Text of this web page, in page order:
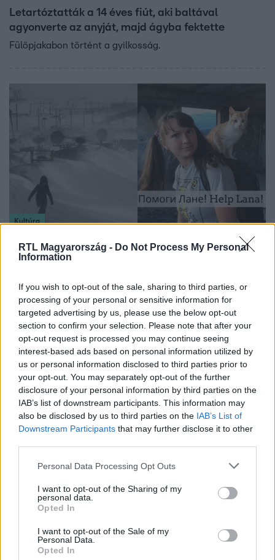
RTL Magyarország - Do Not Process My Personal
Information
If you wish to opt-out of the sale, sharing to third parties, or
processing of your personal or sensitive information for
targeted advertising by us, please use the below opt-out
section to confirm your selection. Please note that after your
opt-out request is processed you may continue seeing
interest-based ads based on personal information utilized by
us or personal information disclosed to third parties prior to
your opt-out. You may separately opt-out of the further
disclosure of your personal information by third parties on the
IAB’s list of downstream participants. This information may
also be disclosed by us to third parties on the IAB’s List of
Downstream Participants that may further disclose it to other
Please note that this website/app uses one or more Google
not limited to your visit or usage behaviour. You may click to
grant or deny consent to Google and its third-party tags to
use your data for below specified purposes in below Google
consent section.
Personal Data Processing Opt Outs
I want to opt-out of the Sharing of my
personal data.
Opted In
I want to opt-out of the Sale of my
Personal Data.
Opted In
Letartóztatták a 14 éves fiút, aki baltával
agyonverte az anyját, majd ágyba fektette
Fülöpjakabon történt a gyilkosság.
Kultúra
Kémkedés gyanújával letartóztatták napjaink
Az orosz Lana Sator két tárasával egy elhagyatott
albániai fegyvergyárba akart belopódzni fotózni, de a
biztonsági őrök elkapták őket.
1:20
2022. június 24. 16:00
szőlőhegyen hagyta újszülöttjét – mégsem a
horvát hatóságok adták ki